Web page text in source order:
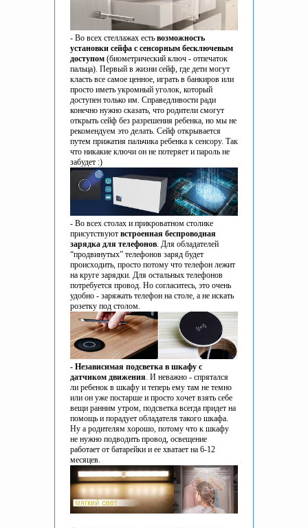
- Во всех стеллажах есть возможность
установки сейфа с сенсорным бесключевым
доступом (биометрический ключ - отпечаток
пальца). Первый в жизни сейф, где дети могут
класть все самое ценное, играть в банкиров или
просто иметь укромный уголок, который
доступен только им. Справедливости ради
конечно нужно сказать, что родители смогут
открыть сейф без разрешения ребенка, но мы не
рекомендуем это делать. Сейф открывается
путем прижатия пальчика ребенка к сенсору. Так
что никакие ключи он не потеряет и пароль не
забудет :)
- Во всех столах и прикроватном столике
присутствуют встроенная беспроводная
зарядка для телефонов. Для обладателей
“продвинутых” телефонов заряд будет
происходить, просто потому что телефон лежит
на круге зарядки. Для остальных телефонов
потребуется провод. Но согласитесь, это очень
удобно - заряжать телефон на столе, а не искать
розетку под столом.
- Независимая подсветка в шкафу с
датчиком движения. И неважно - спрятался
ли ребенок в шкафу и теперь ему там не темно
или он уже постарше и просто хочет взять себе
вещи ранним утром, подсветка всегда придет на
помощь и порадует обладателя такого шкафа.
Ну а родителям хорошо, потому что к шкафу
не нужно подводить провод, освещение
работает от батарейки и ее хватает на 6-12
месяцев.